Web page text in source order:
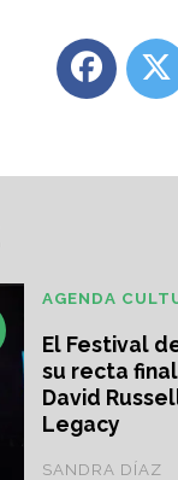
El Festival
su recta
David
Legacy
SANDRA DÍAZ
AGENDA